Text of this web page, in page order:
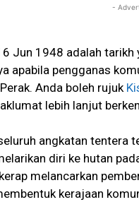
-
Jun 1948 adalah
apabila pengganas
Anda boleh rujuk
lebih lanjut
angkatan tentera
diri ke hutan
melancarkan
kerajaan